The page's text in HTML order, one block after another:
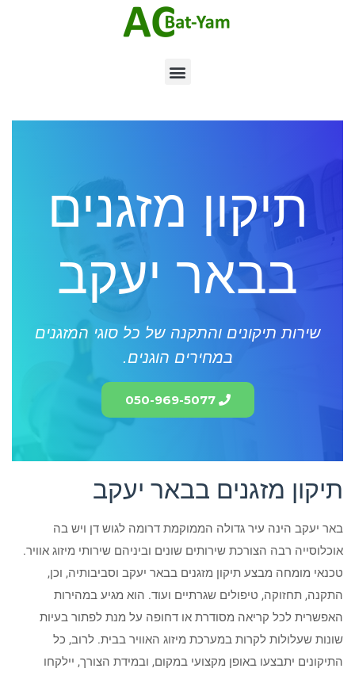
תיקון מזגנים
בבאר יעקב
שירות תיקונים והתקנה של כל סוגי המזגנים
במחירים הוגנים.
050-969-5077
תיקון מזגנים בבאר יעקב
באר יעקב הינה עיר גדולה הממוקמת דרומה לגוש דן ויש בה
אוכלוסייה רבה הצורכת שירותים שונים וביניהם שירותי מיזוג אוויר.
טכנאי מומחה מבצע תיקון מזגנים בבאר יעקב וסביבותיה, וכן,
התקנה, תחזוקה, טיפולים שגרתיים ועוד. הוא מגיע במהירות
האפשרית לכל קריאה מסודרת או דחופה על מנת לפתור בעיות
שונות שעלולות לקרות במערכת מיזוג האוויר בבית. לרוב, כל
התיקונים יתבצעו באופן מקצועי במקום, ובמידת הצורך, יילקחו